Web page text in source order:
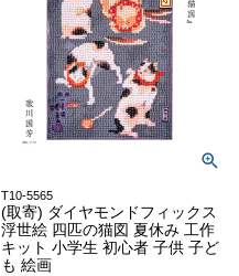
T10-5565
(取寄) ダイヤモンドフィックス
浮世絵 四匹の猫図 夏休み 工作
キット 小学生 初心者 子供 子ど
も 絵画